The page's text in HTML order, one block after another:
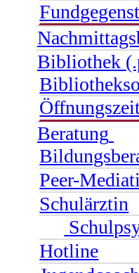
Bibliothek
Beratung
Peer-
Schulärztin
Hotline